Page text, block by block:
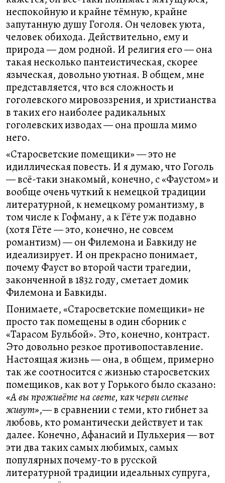
неспокойную и крайне тёмную, крайне
запутанную душу Гоголя. Он человек уюта,
человек обихода. Действительно, ему и
природа — дом родной. И религия его — она
такая несколько пантеистическая, скорее
языческая, довольно уютная. В общем, мне
представляется, что вся сложность и
гоголевского мировоззрения, и христианства
в таких его наиболее радикальных
гоголевских изводах — она прошла мимо
него.
«Старосветские помещики» — это не
идиллическая повесть. И я думаю, что Гоголь
— всё-таки знакомый, конечно, с «Фаустом» и
вообще очень чуткий к немецкой традиции
литературной, к немецкому романтизму, в
том числе к Гофману, а к Гёте уж подавно
(хотя Гёте — это, конечно, не совсем
романтизм) — он Филемона и Бавкиду не
идеализирует. И он прекрасно понимает,
почему Фауст во второй части трагедии,
законченной в 1832 году, сметает домик
Филемона и Бавкиды.
Понимаете, «Старосветские помещики» не
просто так помещены в один сборник с
«Тарасом Бульбой». Это, конечно, контраст.
Это довольно резкое противопоставление.
Настоящая жизнь — она, в общем, примерно
так же соотносится с жизнью старосветских
помещиков, как вот у Горького было сказано:
«А вы проживёте на свете, как черви слепые
живут»,— в сравнении с теми, кто гибнет за
любовь, кто романтически действует и так
далее. Конечно, Афанасий и Пульхерия — вот
эти два таких самых любимых, самых
популярных почему-то в русской
литературной традиции идеальных супруга,